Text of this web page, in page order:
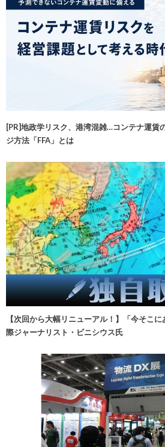
[PR]地政学リスク、港湾混雑…コンテナ運賃
ジ方法「FFA」とは
【次回から大幅リニューアル！】「今そこ
際ジャーナリスト・ビニシウス氏